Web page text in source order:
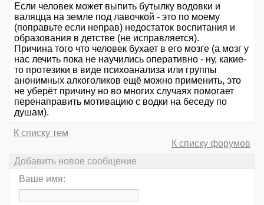
Если человек может выпить бутылку водовки и
валяцца на земле под лавочкой - это по моему
(поправьте если неправ) недостаток воспитания и
образования в детстве (не исправляется).
Причина того что человек бухает в его мозге (а мозг у
нас лечить пока не научились оперативно - ну, какие-
то протезики в виде психоанализа или группы
анонимных алкоголиков ещё можно применить, это
не уберёт причину но во многих случаях помогает
перенаправить мотивацию с водки на беседу по
душам).
К списку тем
К списку форумов
Добавить новое сообщение
Ваше имя: